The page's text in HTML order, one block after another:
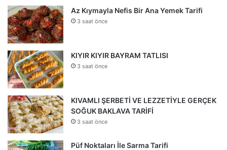
Az Kıymayla Nefis Bir Ana Yemek Tarifi
3 saat önce
KIYIR KIYIR BAYRAM TATLISI
3 saat önce
KIVAMLI ŞERBETİ VE LEZZETİYLE GERÇEK
SOĞUK BAKLAVA TARİFİ
3 saat önce
Püf Noktaları İle Sarma Tarifi